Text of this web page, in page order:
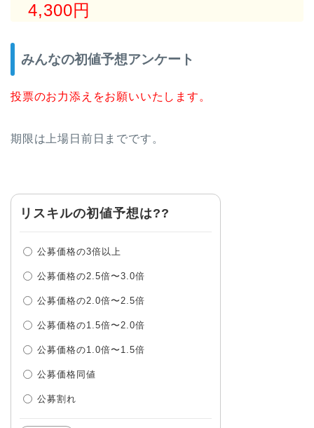
4,300円
みんなの初値予想アンケート
投票のお力添えをお願いいたします。
期限は上場日前日までです。
リスキルの初値予想は??
公募価格の3倍以上
公募価格の2.5倍〜3.0倍
公募価格の2.0倍〜2.5倍
公募価格の1.5倍〜2.0倍
公募価格の1.0倍〜1.5倍
公募価格同値
公募割れ